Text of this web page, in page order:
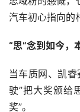
汽车初心指向的
“思”念到如今，
当车质网、凯
驶”把大奖颁给
奖”。